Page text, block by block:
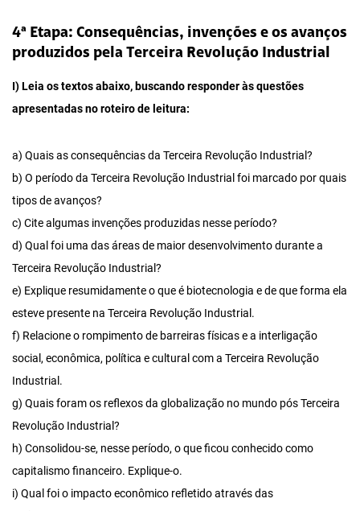
4ª Etapa: Consequências, invenções e os avanços
produzidos pela Terceira Revolução Industrial
I) Leia os textos abaixo, buscando responder às questões
apresentadas no roteiro de leitura:
a) Quais as consequências da Terceira Revolução Industrial?
b) O período da Terceira Revolução Industrial foi marcado por quais
tipos de avanços?
c) Cite algumas invenções produzidas nesse período?
d) Qual foi uma das áreas de maior desenvolvimento durante a
Terceira Revolução Industrial?
e) Explique resumidamente o que é biotecnologia e de que forma ela
esteve presente na Terceira Revolução Industrial.
f) Relacione o rompimento de barreiras físicas e a interligação
social, econômica, política e cultural com a Terceira Revolução
Industrial.
g) Quais foram os reflexos da globalização no mundo pós Terceira
Revolução Industrial?
h) Consolidou-se, nesse período, o que ficou conhecido como
capitalismo financeiro. Explique-o.
i) Qual foi o impacto econômico refletido através das